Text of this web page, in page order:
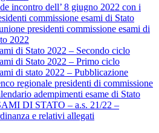
incontro dell’ 8 giugno 2022 con i
commissione esami di Stato
presidenti commissione esami di
2022
di Stato 2022 – Secondo ciclo
di Stato 2022 – Primo ciclo
di stato 2022 – Pubblicazione
regionale presidenti di commissione
adempimenti esame di Stato
DI STATO – a.s. 21/22 –
e relativi allegati